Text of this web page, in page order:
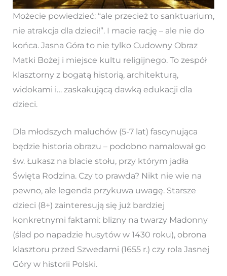
Możecie powiedzieć: “ale przecież to sanktuarium,
nie atrakcja dla dzieci!”. I macie rację – ale nie do
końca. Jasna Góra to nie tylko Cudowny Obraz
Matki Bożej i miejsce kultu religijnego. To zespół
klasztorny z bogatą historią, architekturą,
widokami i… zaskakującą dawką edukacji dla
dzieci.
Dla młodszych maluchów (5-7 lat) fascynująca
będzie historia obrazu – podobno namalował go
św. Łukasz na blacie stołu, przy którym jadła
Święta Rodzina. Czy to prawda? Nikt nie wie na
pewno, ale legenda przykuwa uwagę. Starsze
dzieci (8+) zainteresują się już bardziej
konkretnymi faktami: blizny na twarzy Madonny
(ślad po napadzie husytów w 1430 roku), obrona
klasztoru przed Szwedami (1655 r.) czy rola Jasnej
Góry w historii Polski.